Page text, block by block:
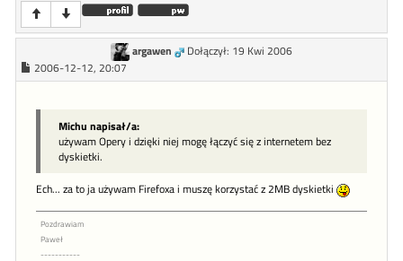
argawen
Dołączył: 19 Kwi 2006
2006-12-12, 20:07
Michu napisał/a:
używam Opery i dzięki niej mogę łączyć się z internetem bez
dyskietki.
Ech... za to ja używam Firefoxa i muszę korzystać z 2MB dyskietki
Pozdrawiam
Paweł
-----------